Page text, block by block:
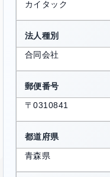
カイタック
法人種別
合同会社
郵便番号
〒0310841
都道府県
青森県